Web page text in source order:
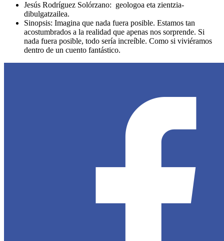
Jesús Rodríguez Solórzano: geologoa eta zientzia-
dibulgatzailea.
Sinopsis: Imagina que nada fuera posible. Estamos tan
acostumbrados a la realidad que apenas nos sorprende. Si
nada fuera posible, todo sería increíble. Como si viviéramos
dentro de un cuento fantástico.